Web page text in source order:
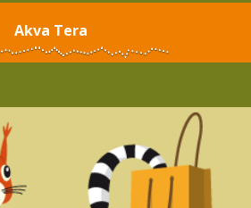
Akva Tera